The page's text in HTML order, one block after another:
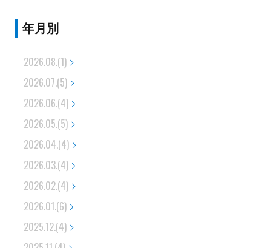
年月別
2026.08.(1)
2026.07.(5)
2026.06.(4)
2026.05.(5)
2026.04.(4)
2026.03.(4)
2026.02.(4)
2026.01.(6)
2025.12.(4)